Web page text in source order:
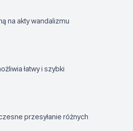
na akty wandalizmu
łatwy i szybki
przesyłanie różnych